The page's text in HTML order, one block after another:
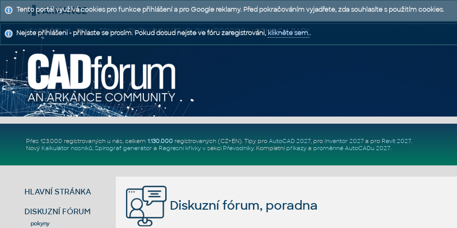
CAD FÓRUM - TIPY A TRIKY | UTILITY | DISKUZE | BLOKY | PODPORA | POMOC A RADY
Přes 123.000 registrovaných u nás, celkem 1.130.000registrovaných (CZ+EN). Tipy pro AutoCAD 2027, pro Inventor 2027a pro Revit 2027.
Nový Kalkulátor nosníků, Spirograf generátor a Regresní křivkyv sekci Převodníky. Kompletní příkazya proměnné AutoCADu 2027.
HLAVNÍ STRÁNKA
DISKUZNÍ FÓRUM
pokyny
Diskuzní fórum, poradna
Tento portál využívá cookies pro funkce přihlášení a pro Google reklamy. Před pokračováním vyjadřete, zda souhlasíte s použitím cookies.
Nejste přihlášeni - přihlaste se prosím. Pokud dosud nejste ve fóru zaregistrováni,klikněte sem..